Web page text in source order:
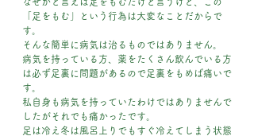
「足をもむ」という行為は大変なことだからで
す。
そんな簡単に病気は治るものではありません。
病気を持っている方、薬をたくさん飲んでいる方
は必ず足裏に問題があるので足裏をもめば痛いで
す。
私自身も病気を持っていたわけではありませんで
したがそれでも痛かったです。
足は冷え冬は風呂上りでもすぐ冷えてしまう状態